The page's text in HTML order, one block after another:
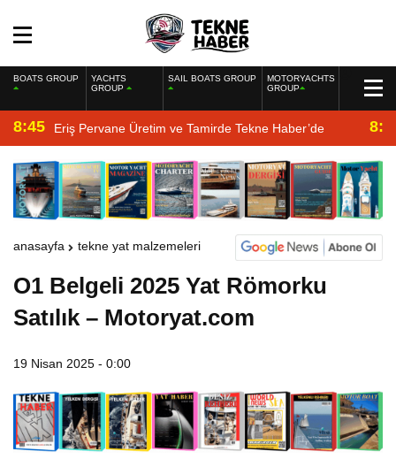
BOATS GROUP
YACHTS
GROUP
SAIL BOATS GROUP
MOTORYACHTS
GROUP
8:45 Eriş Pervane Üretim ve Tamirde Tekne Haber’de
anasayfa tekne yat malzemeleri
O1 Belgeli 2025 Yat Römorku
Satılık – Motoryat.com
19 Nisan 2025 - 0:00